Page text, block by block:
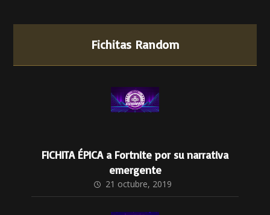
Fichitas Random
FICHITA ÉPICA a Fortnite por su narrativa
emergente
21 octubre, 2019